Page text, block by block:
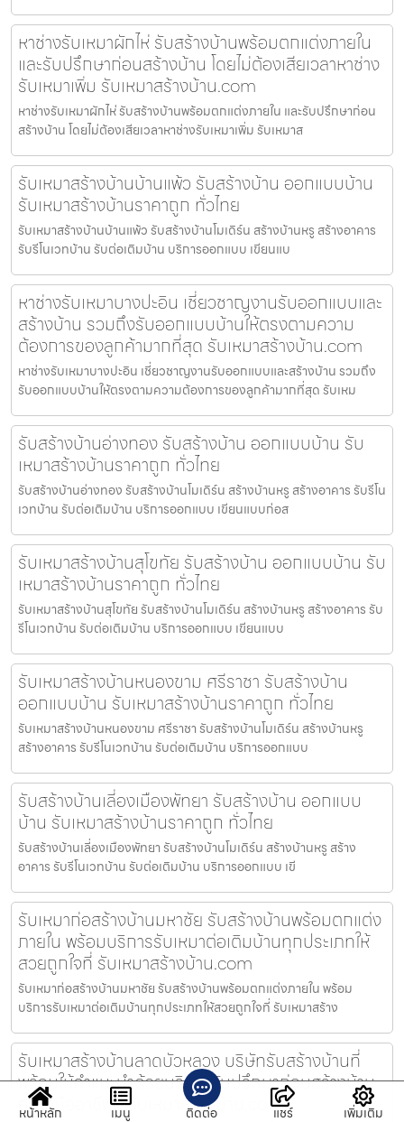
หาช่างรับเหมาผักไห่ รับสร้างบ้านพร้อมตกแต่งภายใน
และรับปรึกษาก่อนสร้างบ้าน โดยไม่ต้องเสียเวลาหาช่าง
รับเหมาเพิ่ม รับเหมาสร้างบ้าน.com
หาช่างรับเหมาผักไห่ รับสร้างบ้านพร้อมตกแต่งภายใน และรับปรึกษาก่อน
สร้างบ้าน โดยไม่ต้องเสียเวลาหาช่างรับเหมาเพิ่ม รับเหมาส
รับเหมาสร้างบ้านบ้านแพ้ว รับสร้างบ้าน ออกแบบบ้าน
รับเหมาสร้างบ้านราคาถูก ทั่วไทย
รับเหมาสร้างบ้านบ้านแพ้ว รับสร้างบ้านโมเดิร์น สร้างบ้านหรู สร้างอาคาร
รับรีโนเวทบ้าน รับต่อเติมบ้าน บริการออกแบบ เขียนแบ
หาช่างรับเหมาบางปะอิน เชี่ยวชาญงานรับออกแบบและ
สร้างบ้าน รวมถึงรับออกแบบบ้านให้ตรงตามความ
ต้องการของลูกค้ามากที่สุด รับเหมาสร้างบ้าน.com
หาช่างรับเหมาบางปะอิน เชี่ยวชาญงานรับออกแบบและสร้างบ้าน รวมถึง
รับออกแบบบ้านให้ตรงตามความต้องการของลูกค้ามากที่สุด รับเหม
รับสร้างบ้านอ่างทอง รับสร้างบ้าน ออกแบบบ้าน รับ
เหมาสร้างบ้านราคาถูก ทั่วไทย
รับสร้างบ้านอ่างทอง รับสร้างบ้านโมเดิร์น สร้างบ้านหรู สร้างอาคาร รับรีโน
เวทบ้าน รับต่อเติมบ้าน บริการออกแบบ เขียนแบบก่อส
รับเหมาสร้างบ้านสุโขทัย รับสร้างบ้าน ออกแบบบ้าน รับ
เหมาสร้างบ้านราคาถูก ทั่วไทย
รับเหมาสร้างบ้านสุโขทัย รับสร้างบ้านโมเดิร์น สร้างบ้านหรู สร้างอาคาร รับ
รีโนเวทบ้าน รับต่อเติมบ้าน บริการออกแบบ เขียนแบบ
รับเหมาสร้างบ้านหนองขาม ศรีราชา รับสร้างบ้าน
ออกแบบบ้าน รับเหมาสร้างบ้านราคาถูก ทั่วไทย
รับเหมาสร้างบ้านหนองขาม ศรีราชา รับสร้างบ้านโมเดิร์น สร้างบ้านหรู
สร้างอาคาร รับรีโนเวทบ้าน รับต่อเติมบ้าน บริการออกแบบ
รับสร้างบ้านเลี่องเมืองพัทยา รับสร้างบ้าน ออกแบบ
บ้าน รับเหมาสร้างบ้านราคาถูก ทั่วไทย
รับสร้างบ้านเลี่องเมืองพัทยา รับสร้างบ้านโมเดิร์น สร้างบ้านหรู สร้าง
อาคาร รับรีโนเวทบ้าน รับต่อเติมบ้าน บริการออกแบบ เขี
รับเหมาก่อสร้างบ้านมหาชัย รับสร้างบ้านพร้อมตกแต่ง
ภายใน พร้อมบริการรับเหมาต่อเติมบ้านทุกประเภทให้
สวยถูกใจที่ รับเหมาสร้างบ้าน.com
รับเหมาก่อสร้างบ้านมหาชัย รับสร้างบ้านพร้อมตกแต่งภายใน พร้อม
บริการรับเหมาต่อเติมบ้านทุกประเภทให้สวยถูกใจที่ รับเหมาสร้าง
รับเหมาสร้างบ้านลาดบัวหลวง บริษัทรับสร้างบ้านที่
พร้อมให้คำแนะนำด้วยบริการรับปรึกษาก่อนสร้างบ้าน
อย่างมืออาชีพที่ รับเหมาสร้างบ้าน.com
หน้าหลัก เมนู ติดต่อ แชร์ เพิ่มเติม